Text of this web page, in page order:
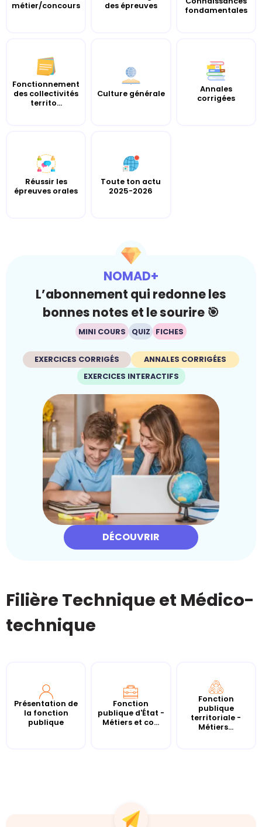
métier/concours
des épreuves
fondamentales
Fonctionnement
des collectivités
territo...
Culture générale
Annales
corrigées
Réussir les
épreuves orales
Toute ton actu
2025-2026
NOMAD+
L’abonnement qui redonne les
bonnes notes et le sourire 🎯
MINI COURS QUIZ FICHES
EXERCICES CORRIGÉS
ANNALES CORRIGÉES
EXERCICES INTERACTIFS
DÉCOUVRIR
Filière Technique et Médico-
technique
Présentation de
la fonction
publique
Fonction
publique d'État -
Métiers et co...
Fonction
publique
territoriale -
Métiers...